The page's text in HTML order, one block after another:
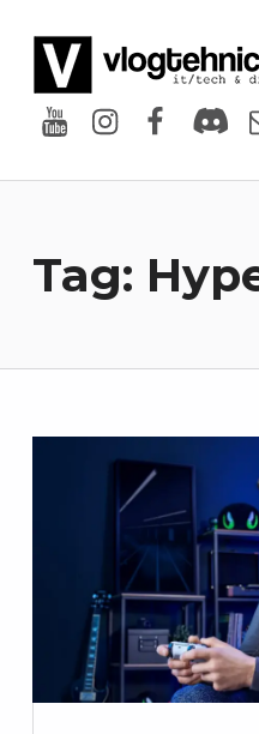
YoutubeInstagram
Tag: